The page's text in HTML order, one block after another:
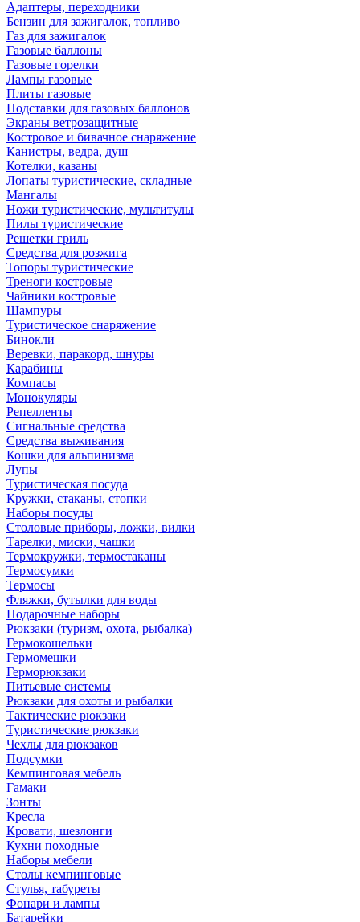
Адаптеры, переходники
Бензин для зажигалок, топливо
Газ для зажигалок
Газовые баллоны
Газовые горелки
Лампы газовые
Плиты газовые
Подставки для газовых баллонов
Экраны ветрозащитные
Костровое и бивачное снаряжение
Канистры, ведра, душ
Котелки, казаны
Лопаты туристические, складные
Мангалы
Ножи туристические, мультитулы
Пилы туристические
Решетки гриль
Средства для розжига
Топоры туристические
Треноги костровые
Чайники костровые
Шампуры
Туристическое снаряжение
Бинокли
Веревки, паракорд, шнуры
Карабины
Компасы
Монокуляры
Репелленты
Сигнальные средства
Средства выживания
Кошки для альпинизма
Лупы
Туристическая посуда
Кружки, стаканы, стопки
Наборы посуды
Столовые приборы, ложки, вилки
Тарелки, миски, чашки
Термокружки, термостаканы
Термосумки
Термосы
Фляжки, бутылки для воды
Подарочные наборы
Рюкзаки (туризм, охота, рыбалка)
Гермокошельки
Гермомешки
Герморюкзаки
Питьевые системы
Рюкзаки для охоты и рыбалки
Тактические рюкзаки
Туристические рюкзаки
Чехлы для рюкзаков
Подсумки
Кемпинговая мебель
Гамаки
Зонты
Кресла
Кровати, шезлонги
Кухни походные
Наборы мебели
Столы кемпинговые
Стулья, табуреты
Фонари и лампы
Батарейки